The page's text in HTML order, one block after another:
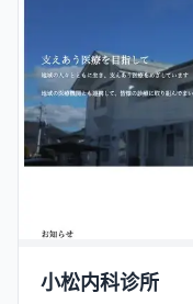
小松内科诊所